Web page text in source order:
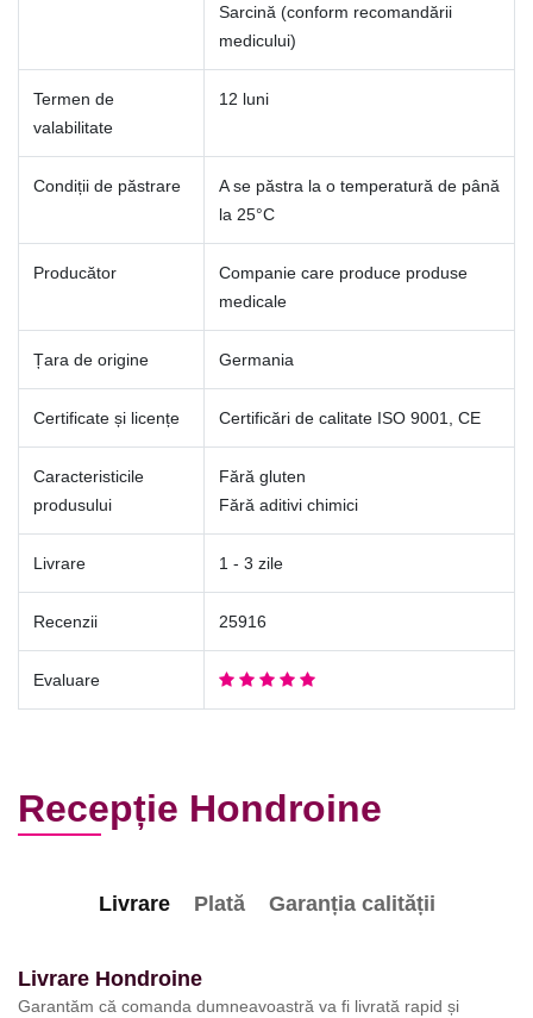
Sarcină (conform recomandării
medicului)
Termen de
valabilitate
12 luni
Condiții de păstrare
A se păstra la o temperatură de până
la 25°C
Producător
Companie care produce produse
medicale
Țara de origine Germania
Certificate și licențe Certificări de calitate ISO 9001, CE
Caracteristicile
produsului
Fără gluten
Fără aditivi chimici
Livrare 1 - 3 zile
Recenzii 25916
Evaluare
Recepție Hondroine
Livrare Plată Garanția calității
Livrare Hondroine
Garantăm că comanda dumneavoastră va fi livrată rapid și